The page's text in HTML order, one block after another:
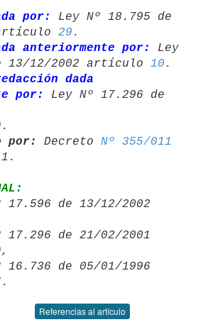
por:
Ley Nº 18.795 de
29
anteriormente por:
Ley
13/12/2002 artículo 10 .
dada
por:
Ley Nº 17.296 de
por:
Decreto Nº 355/011
,
Referencias al artículo